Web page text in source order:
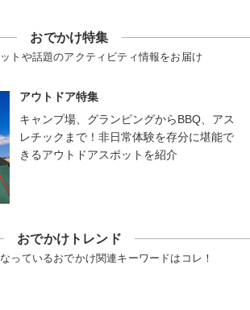
おでかけ特集
トや話題のアクティビティ情報をお届け
アウトドア特集
キャンプ場、グランピングからBBQ、アス
レチックまで！非日常体験を存分に堪能で
きるアウトドアスポットを紹介
おでかけトレンド
っているおでかけ関連キーワードはコレ！